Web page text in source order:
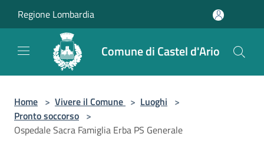
Regione Lombardia
Comune di Castel d'Ario
Home > Vivere il Comune > Luoghi >
Pronto soccorso >
Ospedale Sacra Famiglia Erba PS Generale